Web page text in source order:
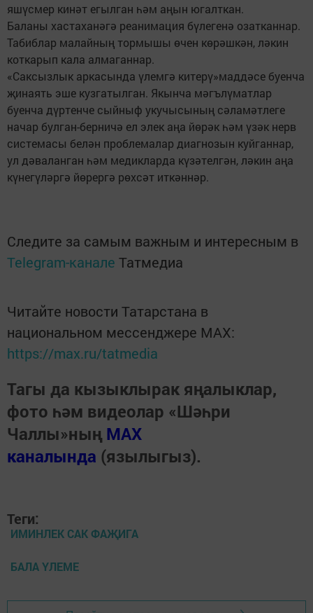
яшүсмер кинәт егылган һәм аңын югалткан.
Баланы хастаханәгә реанимация бүлегенә озатканнар.
Табиблар малайның тормышы өчен көрәшкән, ләкин
коткарып кала алмаганнар.
«Саксызлык аркасында үлемгә китерү»маддәсе буенча
җинаять эше кузгатылган. Якынча мәгълүматлар
буенча дүртенче сыйныф укучысының сәламәтлеге
начар булган-берничә ел элек аңа йөрәк һәм үзәк нерв
системасы белән проблемалар диагнозын куйганнар,
ул дәваланган һәм медикларда күзәтелгән, ләкин аңа
күнегүләргә йөрергә рөхсәт иткәннәр.
Следите за самым важным и интересным в
Telegram-канале Татмедиа
Читайте новости Татарстана в
национальном мессенджере MАХ:
https://max.ru/tatmedia
Тагы да кызыклырак яңалыклар,
фото һәм видеолар «Шәһри
Чаллы»ның MAX
каналында (язылыгыз).
Теги:
ИМИНЛЕК САК ФАҖИГА
БАЛА ҮЛЕМЕ